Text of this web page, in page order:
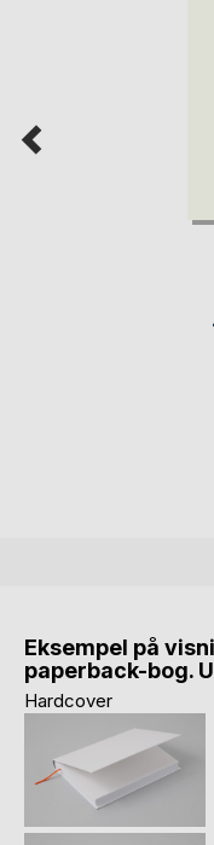
Eksempel på
paperback-bog.
Hardcover